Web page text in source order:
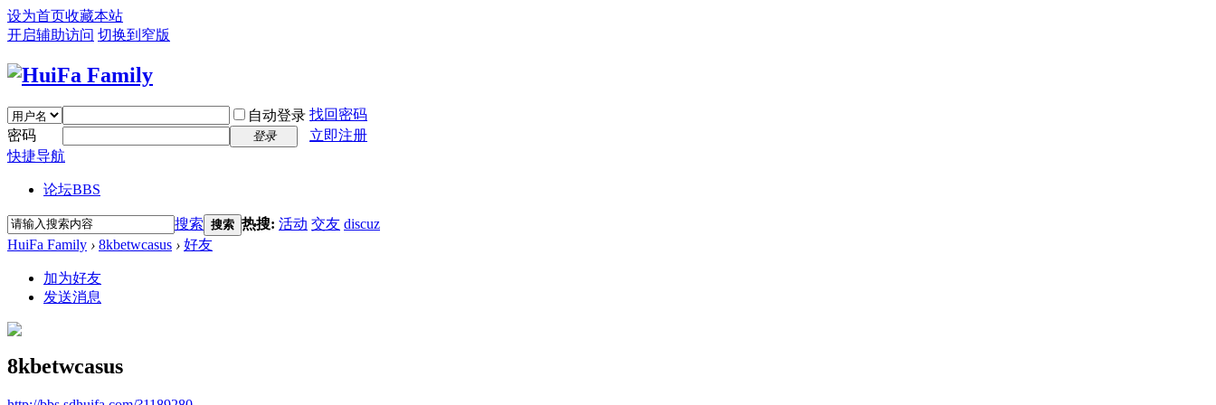
设为首页收藏本站
开启辅助访问 切换到窄版
自动登录 找回密码
密码
登录
立即注册
快捷导航
论坛BBS
搜索 搜索 热搜: 活动 交友 discuz
HuiFa Family › 8kbetwcasus › 好友
加为好友
发送消息
8kbetwcasus